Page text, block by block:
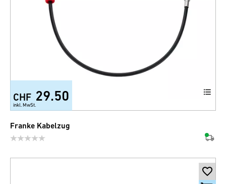
CHF 29.50
inkl. MwSt.
Franke Kabelzug